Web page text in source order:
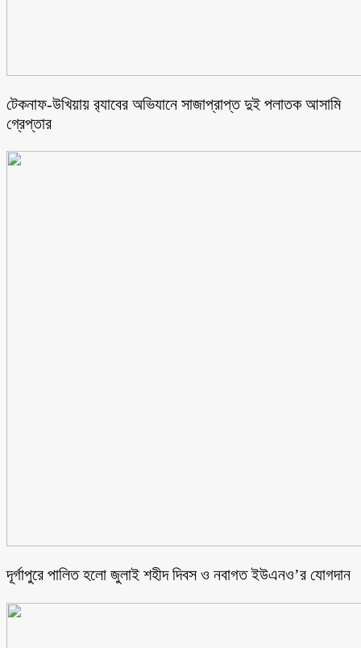
টেকনাফ-উখিয়ায় র‌্যাবের অভিযানে সাজাপ্রাপ্ত দুই পলাতক আসামি
গ্রেপ্তার
‎দূর্গাপুরে পালিত হলো জুলাই শহীদ দিবস ও নবাগত ইউএনও’র যোগদান ‎